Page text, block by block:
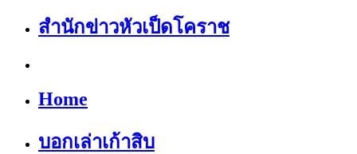
สำนักข่าวหัวเป็ดโคราช
Home
บอกเล่าเก้าสิบ